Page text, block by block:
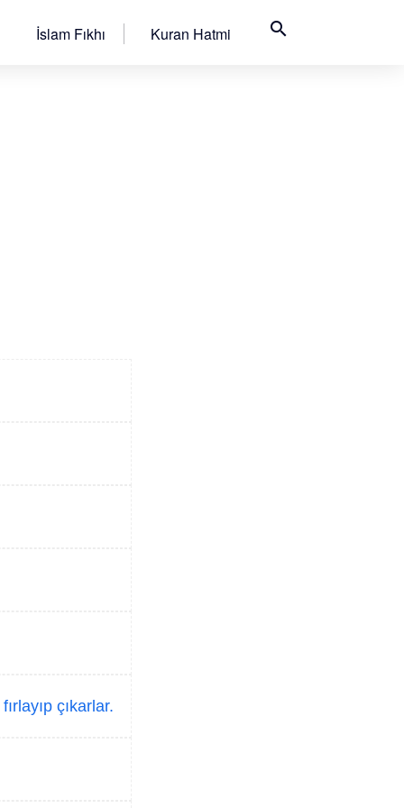
İslam Fıkhı Kuran Hatmi search
çıkarlar.